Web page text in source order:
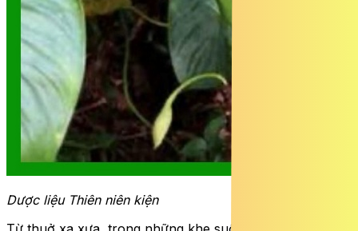
Dược liệu Thiên niên kiện